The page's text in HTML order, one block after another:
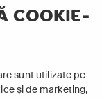
COOKIE-
sunt utilizate pe
și de marketing,
16+